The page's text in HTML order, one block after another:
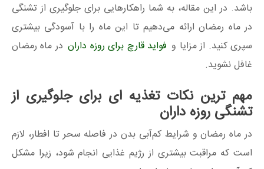
باشد. در این مقاله، به شما راهکارهایی برای جلوگیری از تشنگی
در ماه رمضان ارائه می‌دهیم تا این ماه را با آسودگی بیشتری
سپری کنید. از مزایا و فواید قارچ برای روزه داران در ماه رمضان
غافل نشوید.
مهم ترین نکات تغذیه ای برای جلوگیری از
تشنگی روزه داران
در ماه رمضان و شرایط کم‌آبی بدن در فاصله سحر تا افطار، لازم
است که مراقبت بیشتری از رژیم‌ غذایی انجام شود، زیرا مشکل